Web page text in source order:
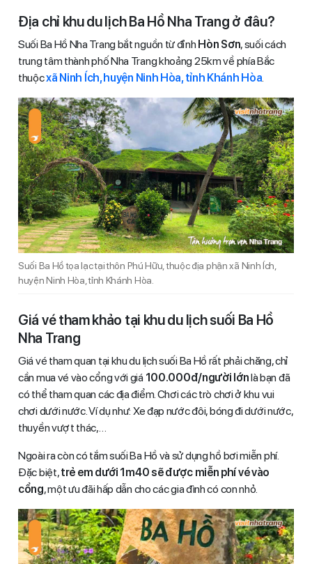
Địa chỉ khu du lịch Ba Hồ Nha Trang ở đâu?
Suối Ba Hồ Nha Trang bắt nguồn từ đỉnh Hòn Sơn, suối cách
trung tâm thành phố Nha Trang khoảng 25km về phía Bắc
thuộcxã Ninh Ích, huyện Ninh Hòa, tỉnh Khánh Hòa.
Suối Ba Hồ tọa lạc tại thôn Phú Hữu, thuộc địa phận xã Ninh Ích,
huyện Ninh Hòa, tỉnh Khánh Hòa.
Giá vé tham khảo tại khu du lịch suối Ba Hồ
Nha Trang
Giá vé tham quan tại khu du lịch suối Ba Hồ rất phải chăng, chỉ
cần mua vé vào cổng với giá 100.000đ/người lớnlà bạn đã
có thể tham quan các địa điểm. Chơi các trò chơi ở khu vui
chơi dưới nước. Ví dụ như: Xe đạp nước đôi, bóng đi dưới nước,
thuyền vượt thác,…
Ngoài ra còn có tắm suối Ba Hồ và sử dụng hồ bơi miễn phí.
Đặc biệt,trẻ em dưới 1m40 sẽ được miễn phí vé vào
cổng, một ưu đãi hấp dẫn cho các gia đình có con nhỏ.